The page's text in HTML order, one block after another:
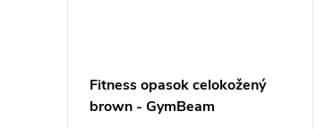
Fitness opasok celokožený
brown - GymBeam